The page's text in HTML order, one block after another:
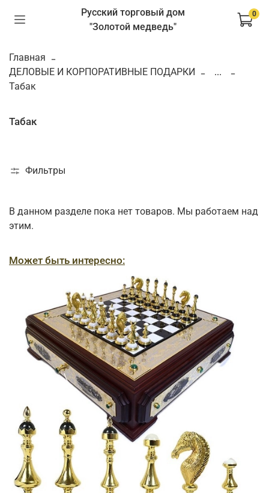
Русский торговый дом
"Золотой медведь"
0
Главная
ДЕЛОВЫЕ И КОРПОРАТИВНЫЕ ПОДАРКИ
...
Табак
Табак
Фильтры
В данном разделе пока нет товаров. Мы работаем над
этим.
Может быть интересно: